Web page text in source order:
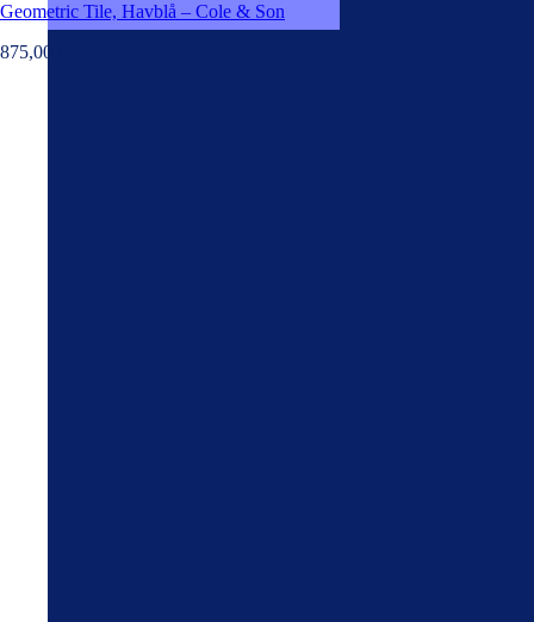
Geometric Tile, Havblå – Cole & Son
875,00